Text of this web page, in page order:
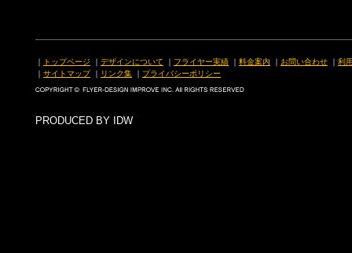
｜ トップページ ｜ デザインについて ｜ フライヤー実績 ｜ 料金案内 ｜ お問い合わせ ｜ 利
｜ サイトマップ｜ リンク集 ｜ プライバシーポリシー
PRODUCED BY IDW